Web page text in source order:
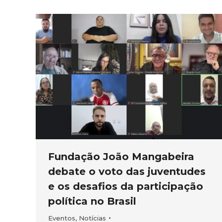
Fundação João Mangabeira
debate o voto das juventudes
e os desafios da participação
política no Brasil
Eventos, Notícias